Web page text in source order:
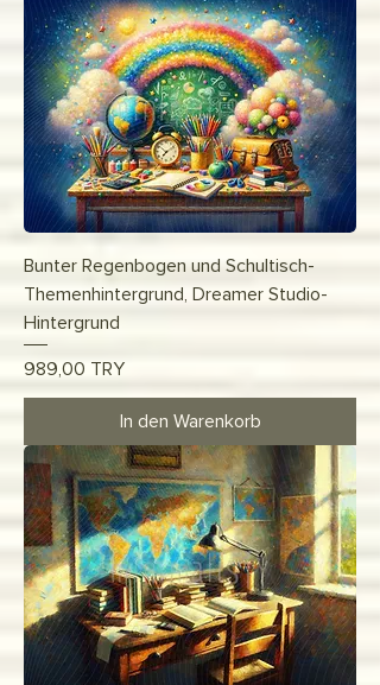
Bunter Regenbogen und Schultisch-
Themenhintergrund, Dreamer Studio-
Hintergrund
Preis
989,00 TRY
In den Warenkorb